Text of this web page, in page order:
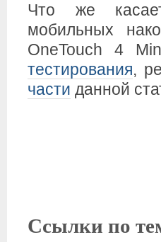
Что же
мобильных
OneTouch 4
тестирования,
части данной
Ссылки по